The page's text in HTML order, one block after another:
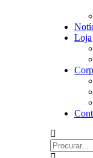
Loja